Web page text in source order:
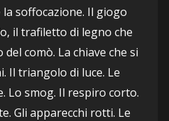
soffocazione. Il giogo
il trafiletto di legno che
comò. La chiave che si
Il triangolo di luce. Le
Lo smog. Il respiro corto.
Gli apparecchi rotti. Le